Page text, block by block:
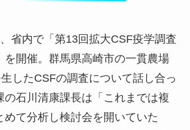
省内で「第13回拡大CSF疫学調査
を開催。群馬県高崎市の一貫農場
したCSFの調査について話し合っ
の石川清康課長は「これまでは複
めて分析し検討会を開いていた